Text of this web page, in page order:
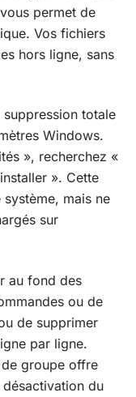
permet de
Vos fichiers
hors ligne, sans
totale
Windows.
», recherchez «
». Cette
mais ne
sur
au fond des
ou de
de supprimer
par ligne.
groupe offre
du